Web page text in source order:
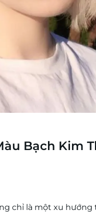
Bạch Kim
chỉ là một xu